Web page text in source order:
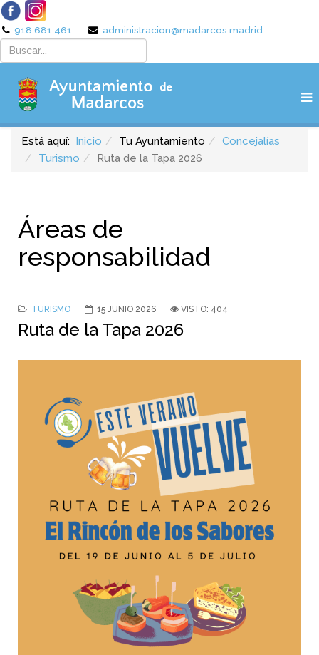
918 681 461 administracion@madarcos.madrid
Está aquí: Inicio Tu Ayuntamiento
Concejalías
Turismo
Ruta de la Tapa 2026
Áreas de
responsabilidad
TURISMO 15 JUNIO 2026 VISTO: 404
Ruta de la Tapa 2026